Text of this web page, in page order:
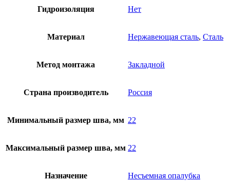
Гидроизоляция Нет
Материал Нержавеющая сталь, Сталь
Метод монтажа Закладной
Страна производитель Россия
Минимальный размер шва, мм 22
Максимальный размер шва, мм 22
Назначение Несъемная опалубка